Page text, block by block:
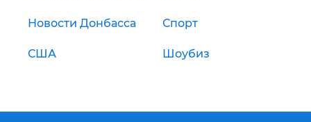
Новости Донбасса Спорт
США Шоубиз